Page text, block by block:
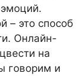
– это способ
Онлайн-
на
говорим и